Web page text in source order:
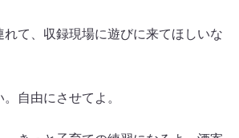
て、収録現場に遊びに来てほしいな
自由にさせてよ。